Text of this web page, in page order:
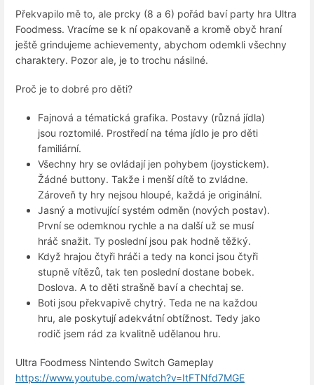
Překvapilo mě to, ale prcky (8 a 6) pořád baví party hra Ultra
Foodmess. Vracíme se k ní opakovaně a kromě obyč hraní
ještě grindujeme achievementy, abychom odemkli všechny
charaktery. Pozor ale, je to trochu násilné.
Proč je to dobré pro děti?
Fajnová a tématická grafika. Postavy (různá jídla)
jsou roztomilé. Prostředí na téma jídlo je pro děti
familiární.
Všechny hry se ovládají jen pohybem (joystickem).
Žádné buttony. Takže i menší dítě to zvládne.
Zároveň ty hry nejsou hloupé, každá je originální.
Jasný a motivující systém odměn (nových postav).
První se odemknou rychle a na další už se musí
hráč snažit. Ty poslední jsou pak hodně těžký.
Když hrajou čtyři hráči a tedy na konci jsou čtyři
stupně vítězů, tak ten poslední dostane bobek.
Doslova. A to děti strašně baví a chechtaj se.
Boti jsou překvapivě chytrý. Teda ne na každou
hru, ale poskytují adekvátní obtížnost. Tedy jako
rodič jsem rád za kvalitně udělanou hru.
Ultra Foodmess Nintendo Switch Gameplay
https://www.youtube.com/watch?v=ItFTNfd7MGE